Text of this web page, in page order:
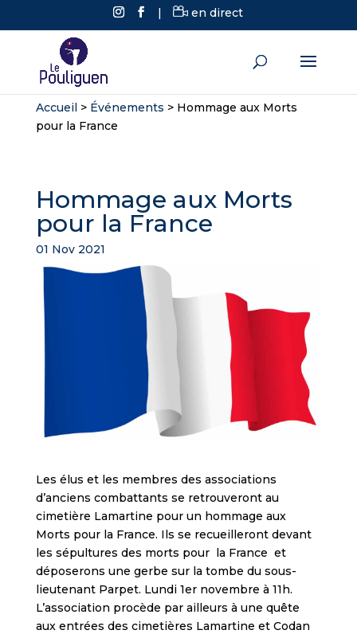
| en direct
Accueil> Événements > Hommage aux Morts
pour la France
Hommage aux Morts
pour la France
01 Nov 2021
Les élus et les membres des associations
d’anciens combattants se retrouveront au
cimetière Lamartine pour un hommage aux
Morts pour la France. Ils se recueilleront devant
les sépultures des morts pour la France et
déposerons une gerbe sur la tombe du sous-
lieutenant Parpet. Lundi 1er novembre à 11h.
L’association procède par ailleurs à une quête
aux entrées des cimetières Lamartine et Codan